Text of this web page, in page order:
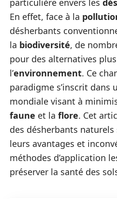
particulière envers les
En effet, face à la
désherbants
la biodiversité, de
pour des alternatives
l’environnement. Ce
paradigme s’inscrit dans
mondiale visant à
faune et la flore. Cet
des désherbants naturels
leurs avantages et
méthodes d’application
préserver la santé des